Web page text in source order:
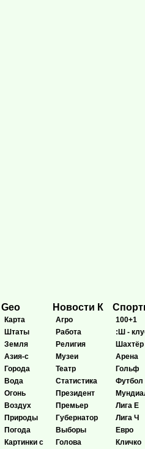
Geo
Карта
Штаты
Земля
Азия-с
Города
Вода
Огонь
Воздух
Природы
Погода
Картинки с
Новости К
Агро
Работа
Религия
Музеи
Театр
Статистика
Президент
Премьер
Губернатор
Выборы
Голова
100+1
:Ш -
Шахтёр
Арена
Гольф
Футбол
Лига Е
Лига Ч
Евро
Кличко